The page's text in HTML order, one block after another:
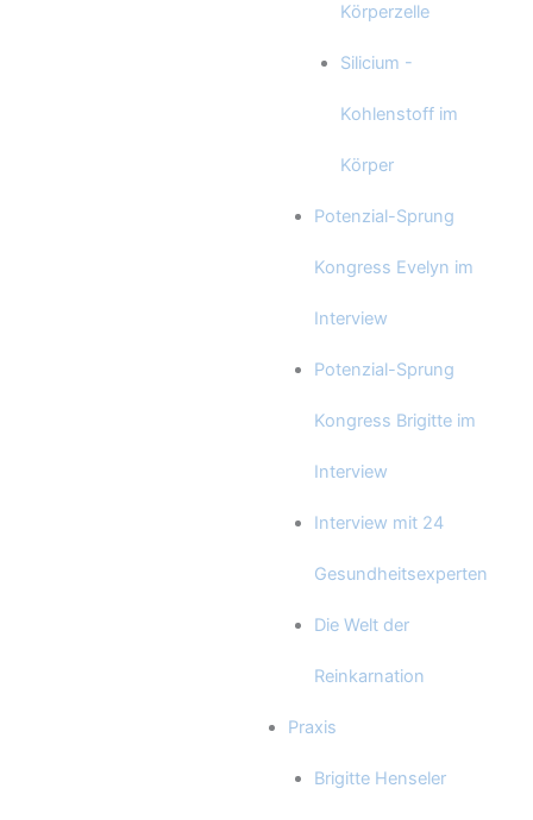
Körperzelle
Silicium -
Kohlenstoff im
Körper
Potenzial-Sprung
Kongress Evelyn im
Interview
Potenzial-Sprung
Kongress Brigitte im
Interview
Interview mit 24
Gesundheitsexperten
Die Welt der
Reinkarnation
Praxis
Brigitte Henseler